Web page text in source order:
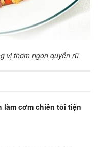
vị thơm ngon quyến rũ
cơm chiên tỏi tiện